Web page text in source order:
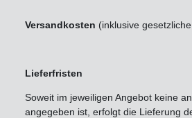
Versandkosten (inklusive
Lieferfristen
Soweit im jeweiligen Angebot keine
angegeben ist, erfolgt die Lieferung